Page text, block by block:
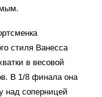
стиля Ванесса
в весовой
В 1/8 финала она
над соперницей